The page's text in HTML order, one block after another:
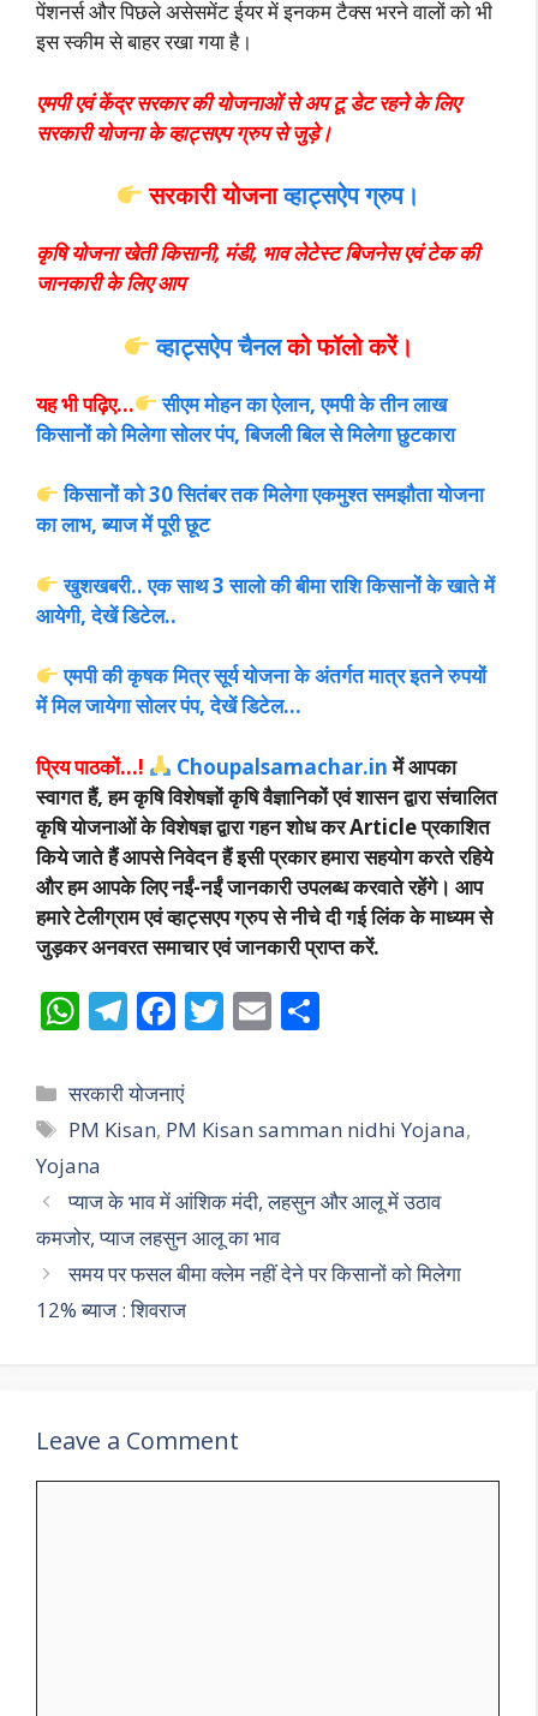
पेंशनर्स और पिछले असेसमेंट ईयर में इनकम टैक्स भरने वालों को भी
इस स्कीम से बाहर रखा गया है।
एमपी एवं केंद्र सरकार की योजनाओं से अप टू डेट रहने के लिए
सरकारी योजना के व्हाट्सएप ग्रुप से जुड़े।
सरकारी योजनाव्हाट्सऐप ग्रुप।
कृषि योजना खेती किसानी, मंडी, भाव लेटेस्ट बिजनेस एवं टेक की
जानकारी के लिए आप
व्हाट्सऐप चैनलको फॉलो करें।
यह भी पढ़िए…
सीएम मोहन का ऐलान, एमपी के तीन लाख
किसानों को मिलेगा सोलर पंप, बिजली बिल से मिलेगा छुटकारा
किसानों को 30 सितंबर तक मिलेगा एकमुश्त समझौता योजना
का लाभ, ब्याज में पूरी छूट
खुशखबरी.. एक साथ 3 सालो की बीमा राशि किसानों के खाते में
आयेगी, देखें डिटेल..
एमपी की कृषक मित्र सूर्य योजना के अंतर्गत मात्र इतने रुपयों
में मिल जायेगा सोलर पंप, देखें डिटेल…
प्रिय पाठकों…! Choupalsamachar.inमें आपका
स्वागत हैं, हम कृषि विशेषज्ञों कृषि वैज्ञानिकों एवं शासन द्वारा संचालित
कृषि योजनाओं के विशेषज्ञ द्वारा गहन शोध कर Article प्रकाशित
किये जाते हैं आपसे निवेदन हैं इसी प्रकार हमारा सहयोग करते रहिये
और हम आपके लिए नईं-नईं जानकारी उपलब्ध करवाते रहेंगे। आप
हमारे टेलीग्राम एवं व्हाट्सएप ग्रुप से नीचे दी गई लिंक के माध्यम से
जुड़कर अनवरत समाचार एवं जानकारी प्राप्त करें.
W
at
s
A
p
p
T
e
gr
m
F
e
b
o
k
T
er
E
l e
Categories
सरकारी योजनाएं
Tags
PM Kisan, PM Kisan samman nidhi Yojana,
Yojana
प्याज के भाव में आंशिक मंदी, लहसुन और आलू में उठाव
कमजोर, प्याज लहसुन आलू का भाव
समय पर फसल बीमा क्लेम नहीं देने पर किसानों को मिलेगा
12% ब्याज : शिवराज
Leave a Comment